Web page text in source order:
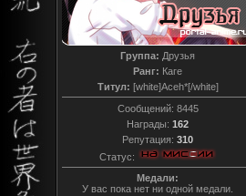
Группа: Друзья
Ранг: Каге
Титул: [white]Aceh*[/white]
Сообщений: 8445
Награды: 162
Репутация: 310
Статус:
Медали:
У вас пока нет ни одной медали.